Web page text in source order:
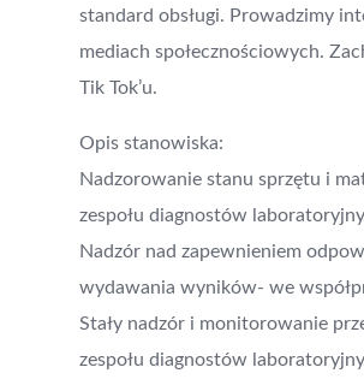
standard obsługi. Prowadzimy
mediach społecznościowych.
Tik Tok’u.
Opis stanowiska:
Nadzorowanie stanu sprzętu i
zespołu diagnostów
Nadzór nad zapewnieniem
wydawania wyników- we
Stały nadzór i monitorowanie
zespołu diagnostów